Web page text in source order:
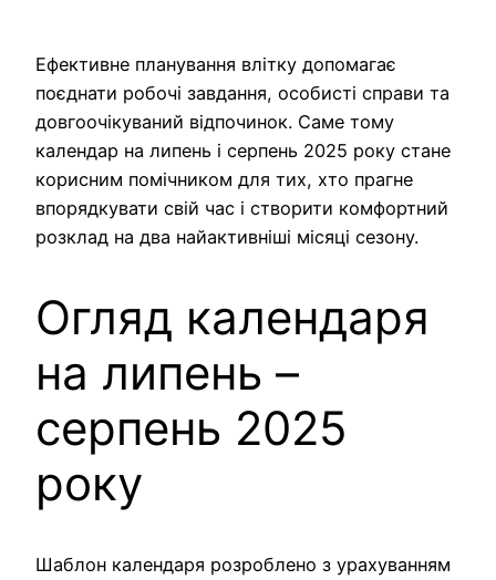
Ефективне планування влітку допомагає
поєднати робочі завдання, особисті справи та
довгоочікуваний відпочинок. Саме тому
календар на липень і серпень 2025 року стане
корисним помічником для тих, хто прагне
впорядкувати свій час і створити комфортний
розклад на два найактивніші місяці сезону.
Огляд календаря
на липень –
серпень 2025
року
Шаблон календаря розроблено з урахуванням